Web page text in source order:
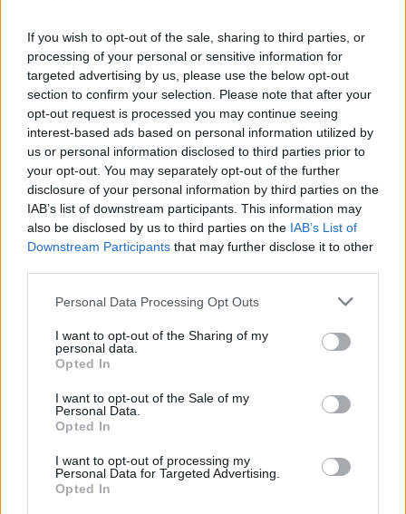
If you wish to opt-out of the sale, sharing to third parties, or
processing of your personal or sensitive information for
targeted advertising by us, please use the below opt-out
section to confirm your selection. Please note that after your
opt-out request is processed you may continue seeing
interest-based ads based on personal information utilized by
us or personal information disclosed to third parties prior to
your opt-out. You may separately opt-out of the further
disclosure of your personal information by third parties on the
IAB’s list of downstream participants. This information may
also be disclosed by us to third parties on the IAB’s List of
Downstream Participants that may further disclose it to other
Personal Data Processing Opt Outs
I want to opt-out of the Sharing of my
personal data.
Opted In
I want to opt-out of the Sale of my
Personal Data.
Opted In
I want to opt-out of processing my
Personal Data for Targeted Advertising.
Opted In
från andra kulturer att ta till sig de här
värderingarna. De som inte är villiga att göra
detta skall inte vara välkomna i Sverige.
Trots att jag är infödd svensk vet jag hur det
känns att bli påtvingad kristna värderingar. På 60-
ta...
Börja prenumerera för att läsa detta innehåll.
Starta din prenumeration här
Eller logga in på ditt konto nedan:
Username or E-mail
Password